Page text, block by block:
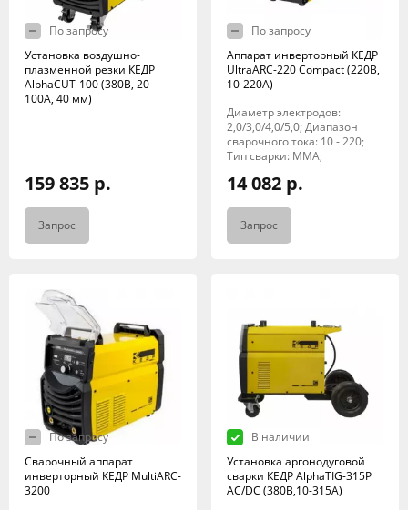
По запросу
Установка воздушно-
плазменной резки КЕДР
AlphaCUT-100 (380В, 20-
100А, 40 мм)
159 835 р.
Запрос
По запросу
Аппарат инверторный КЕДР
UltraARC-220 Compact (220В,
10-220А)
Диаметр электродов:
2,0/3,0/4,0/5,0; Диапазон
сварочного тока: 10 - 220;
Тип сварки: MMA;
14 082 р.
Запрос
По запросу
Сварочный аппарат
инверторный КЕДР MultiARC-
3200
В наличии
Установка аргонодуговой
сварки КЕДР AlphaTIG-315P
AC/DC (380В,10-315А)